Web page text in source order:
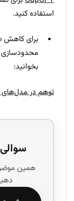
استفاده کنید.
برای کاهش
محدودسازی
بخوانید:
توهم در
سوالی
همین